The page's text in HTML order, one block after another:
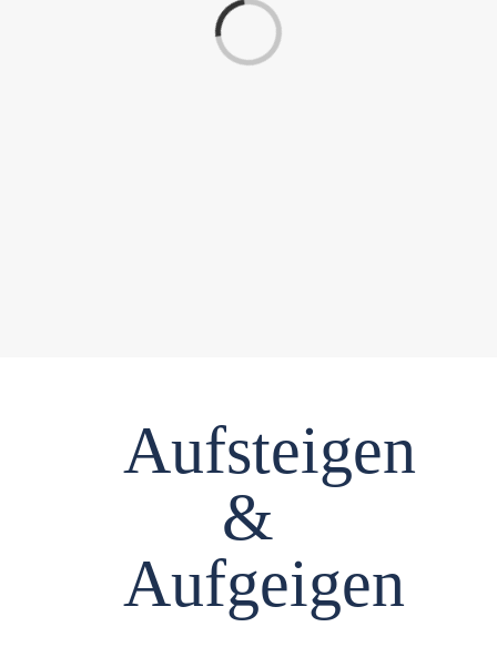
Laden...
Aufsteigen
&
Aufgeigen